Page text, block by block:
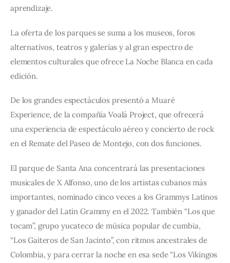
aprendizaje.
La oferta de los parques se suma a los museos, foros
alternativos, teatros y galerías y al gran espectro de
elementos culturales que ofrece La Noche Blanca en cada
edición.
De los grandes espectáculos presentó a Muaré
Experience, de la compañía Voalá Project, que ofrecerá
una experiencia de espectáculo aéreo y concierto de rock
en el Remate del Paseo de Montejo, con dos funciones.
El parque de Santa Ana concentrará las presentaciones
musicales de X Alfonso, uno de los artistas cubanos más
importantes, nominado cinco veces a los Grammys Latinos
y ganador del Latin Grammy en el 2022. También “Los que
tocam”, grupo yucateco de música popular de cumbia,
“Los Gaiteros de San Jacinto”, con ritmos ancestrales de
Colombia, y para cerrar la noche en esa sede “Los Vikingos